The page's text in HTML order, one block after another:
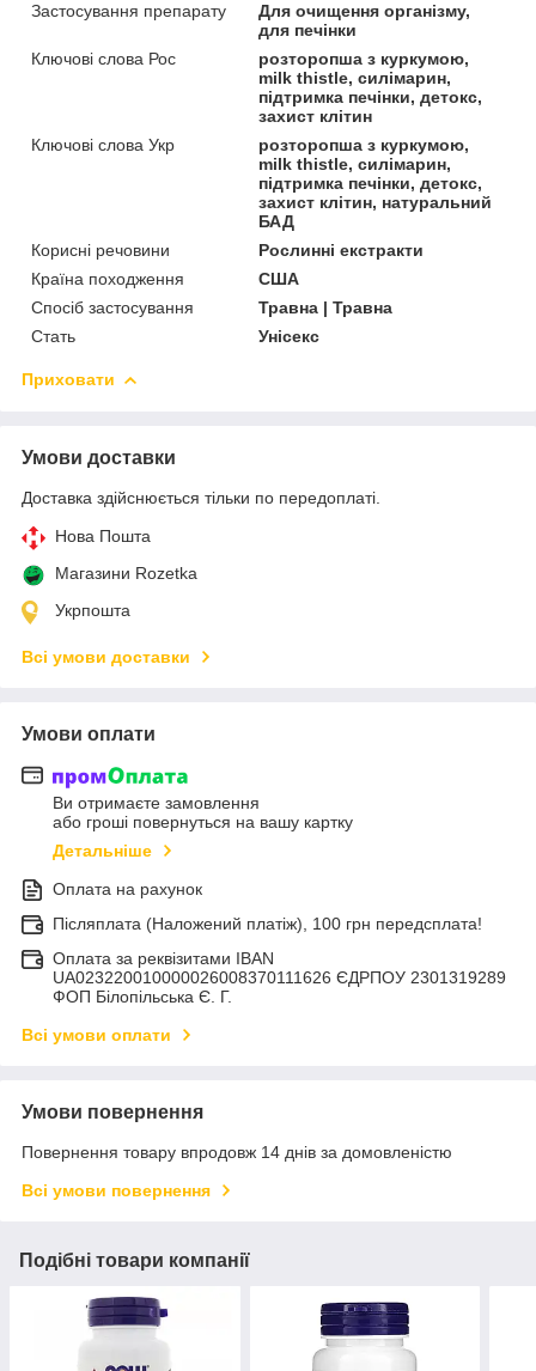
Застосування препарату
Для очищення організму,
для печінки
Ключові слова Рос
розторопша з куркумою,
milk thistle, силімарин,
підтримка печінки, детокс,
захист клітин
Ключові слова Укр
розторопша з куркумою,
milk thistle, силімарин,
підтримка печінки, детокс,
захист клітин, натуральний
БАД
Корисні речовини
Рослинні екстракти
Країна походження
США
Спосіб застосування
Травна | Травна
Стать
Унісекс
Приховати
Умови доставки
Доставка здійснюється тільки по передоплаті.
Нова Пошта
Магазини Rozetka
Укрпошта
Всі умови доставки
Умови оплати
Ви отримаєте замовлення
або гроші повернуться на вашу картку
Детальніше
Оплата на рахунок
Післяплата (Наложений платіж), 100 грн передсплата!
Оплата за реквізитами IBAN
UA023220010000026008370111626 ЄДРПОУ 2301319289
ФОП Білопільська Є. Г.
Всі умови оплати
Умови повернення
Повернення товару впродовж 14 днів за домовленістю
Всі умови повернення
Подібні товари компанії